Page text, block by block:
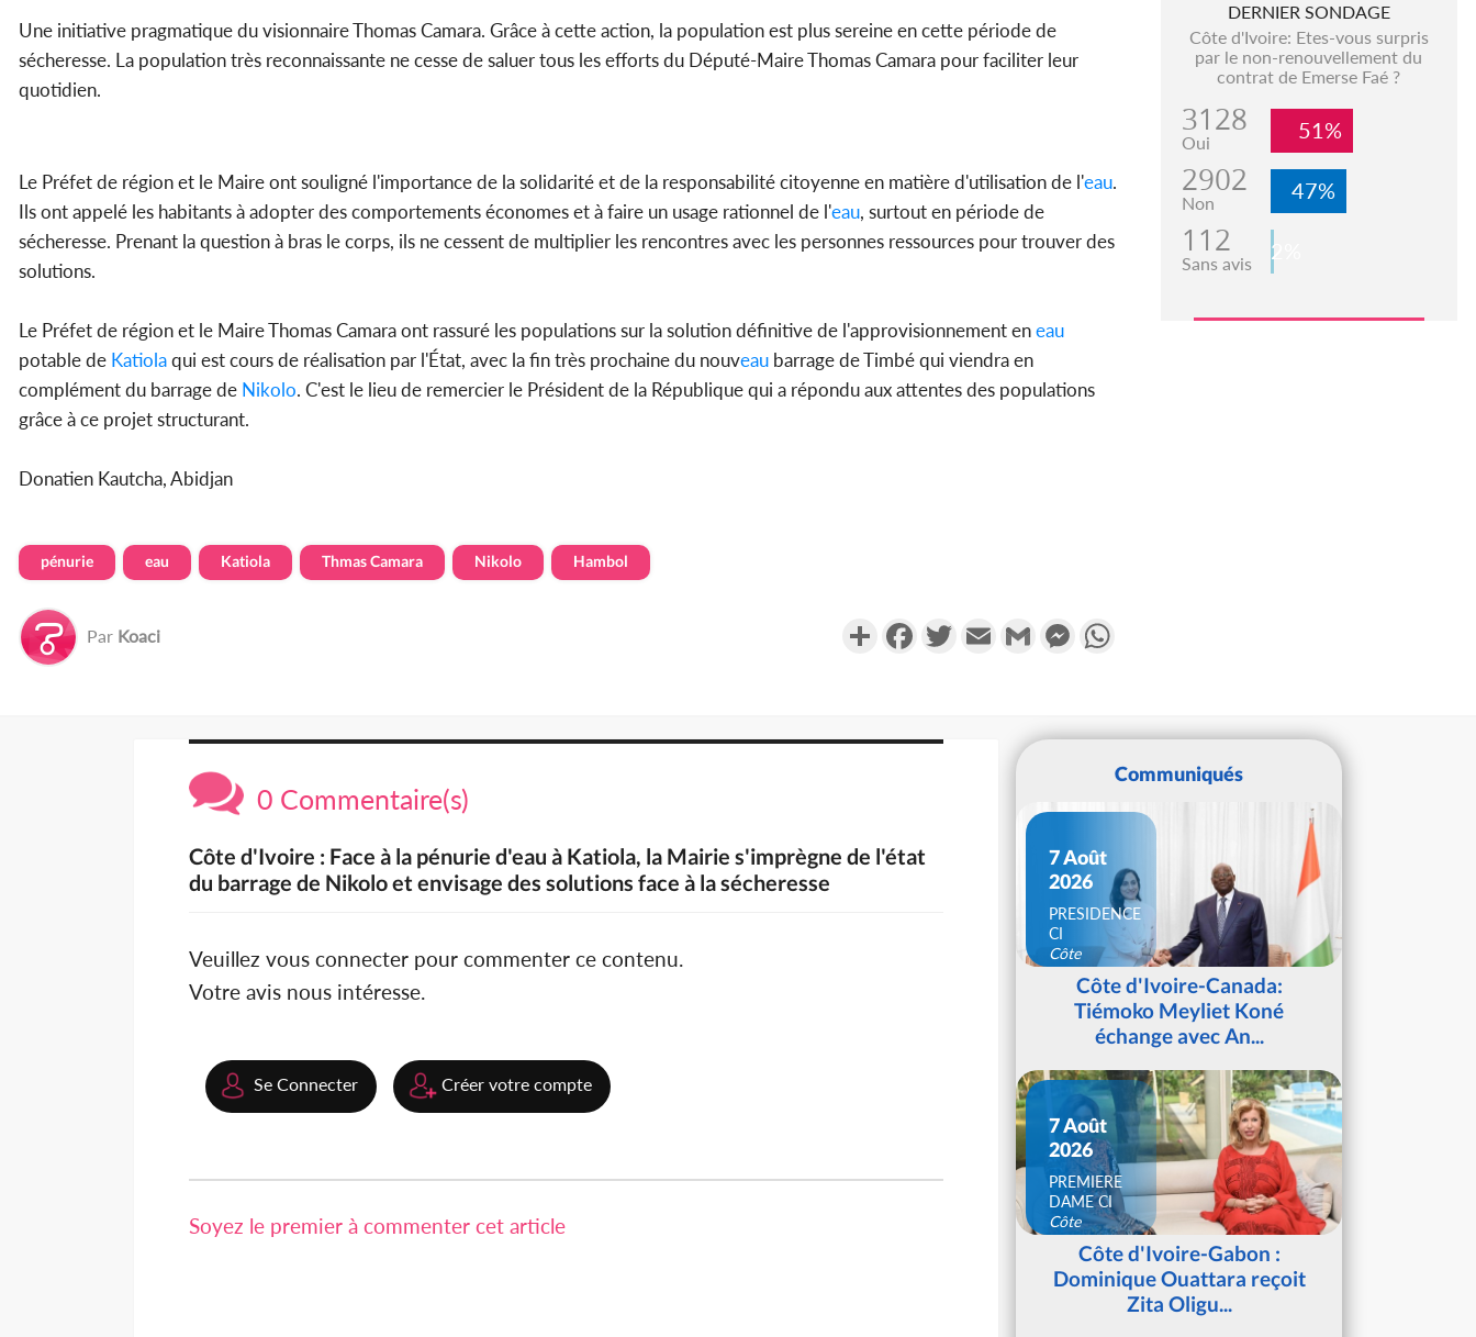
Une initiative pragmatique du visionnaire Thomas Camara. Grâce à cette action, la population est plus sereine en cette période de
sécheresse. La population très reconnaissante ne cesse de saluer tous les efforts du Député-Maire Thomas Camara pour faciliter leur
quotidien.
Le Préfet de région et le Maire ont souligné l'importance de la solidarité et de la responsabilité citoyenne en matière d'utilisation de l'eau.
Ils ont appelé les habitants à adopter des comportements économes et à faire un usage rationnel de l'eau, surtout en période de
sécheresse. Prenant la question à bras le corps, ils ne cessent de multiplier les rencontres avec les personnes ressources pour trouver des
solutions.
Le Préfet de région et le Maire Thomas Camara ont rassuré les populations sur la solution définitive de l'approvisionnement eneau
potable de Katiolaqui est cours de réalisation par l'État, avec la fin très prochaine du nouveau barrage de Timbé qui viendra en
complément du barrage de Nikolo. C'est le lieu de remercier le Président de la République qui a répondu aux attentes des populations
grâce à ce projet structurant.
Donatien Kautcha, Abidjan
pénurie eau Katiola Thmas Camara Nikolo Hambol
Par Koaci PartagerFacebookTwitterEmail Gmail Messenger
DERNIER SONDAGE
Côte d'Ivoire: Etes-vous surpris
par le non-renouvellement du
contrat de Emerse Faé ?
3128
Oui 51%
2902
Non 47%
112
Sans avis 2%
0 Commentaire(s)
Côte d'Ivoire : Face à la pénurie d'eau à Katiola, la Mairie s'imprègne de l'état
du barrage de Nikolo et envisage des solutions face à la sécheresse
Veuillez vous connecter pour commenter ce contenu.
Votre avis nous intéresse.
Se Connecter Créer votre compte
Soyez le premier à commenter cet article
Communiqués
7 Août
2026
PRESIDENCE
CI
Côte
d'IvoireCôte d'Ivoire-Canada:
Tiémoko Meyliet Koné
échange avec An...
7 Août
2026
PREMIERE
DAME CI
Côte
d'IvoireCôte d'Ivoire-Gabon :
Dominique Ouattara reçoit
Zita Oligu...